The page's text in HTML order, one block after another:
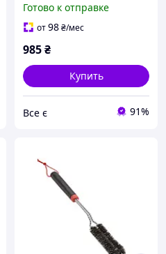
Готово к отправке
от98₴/мес
985₴
Купить
Все є 91%